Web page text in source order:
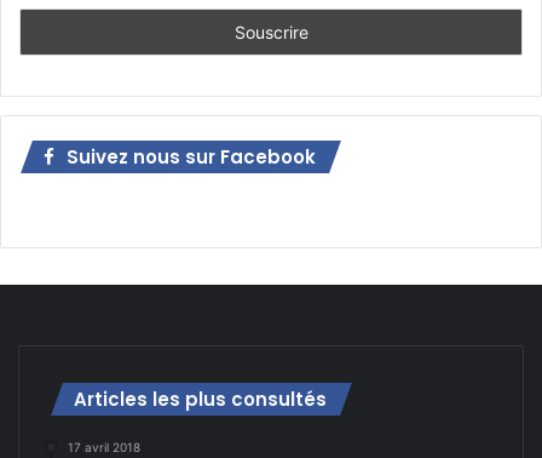
Suivez nous sur Facebook
Articles les plus consultés
17 avril 2018